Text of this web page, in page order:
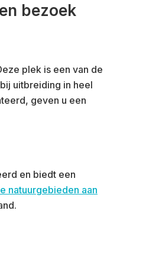
bezoek
plek is een van de
uitbreiding in heel
geven u een
en biedt een
natuurgebieden aan